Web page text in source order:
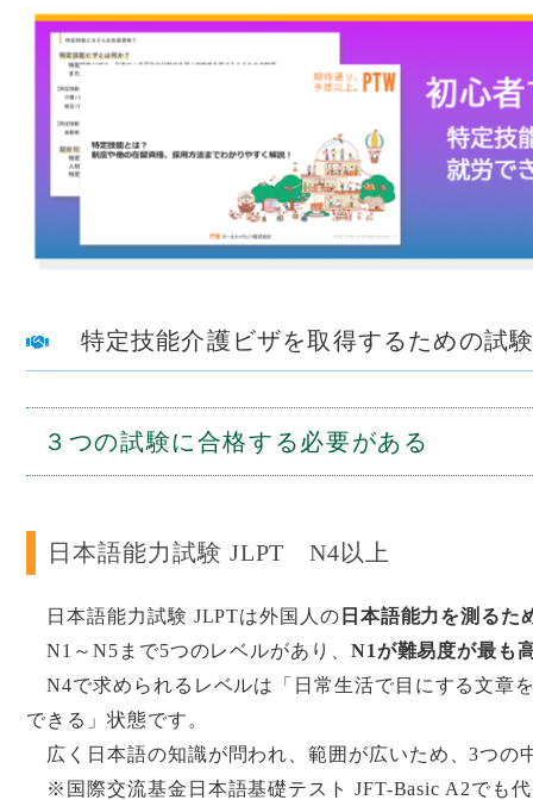
特定技能介護ビザを取得するための試
３つの試験に合格する必要がある
日本語能力試験 JLPT N4以上
日本語能力試験 JLPTは外国人の 日本語能力を測るた
N1～N5まで5つのレベルがあり、 N1が難易度が最も
N4で求められるレベルは「日常生活で目にする文章
できる」状態です。
広く日本語の知識が問われ、範囲が広いため、3つの
※国際交流基金日本語基礎テスト JFT-Basic A2でも